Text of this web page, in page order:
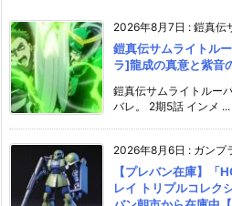
2026年8月7日 : 鎧真伝
鎧真伝サムライトル
ラ]龍成の真意と紫音
鎧真伝サムライトルー
バレ。 2期5話 インメ ...
2026年8月6日 : ガンプ
【プレバン在庫】「
レイ トリプルコレク